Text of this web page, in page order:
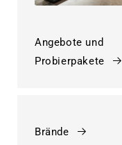
Angebote und
Probierpakete
Brände